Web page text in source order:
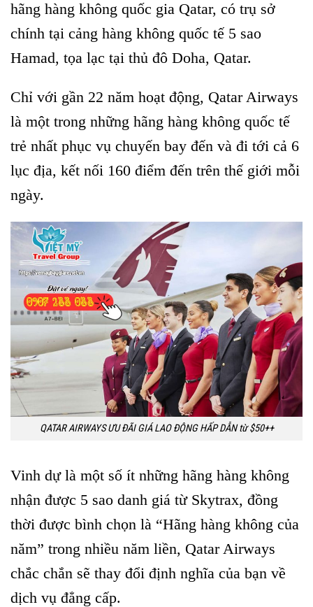
hãng hàng không quốc gia Qatar, có trụ sở
chính tại cảng hàng không quốc tế 5 sao
Hamad, tọa lạc tại thủ đô Doha, Qatar.
Chỉ với gần 22 năm hoạt động, Qatar Airways
là một trong những hãng hàng không quốc tế
trẻ nhất phục vụ chuyến bay đến và đi tới cả 6
lục địa, kết nối 160 điểm đến trên thế giới mỗi
ngày.
QATAR AIRWAYS ƯU ĐÃI GIÁ LAO ĐỘNG HẤP DẪN từ $50++
Vinh dự là một số ít những hãng hàng không
nhận được 5 sao danh giá từ Skytrax, đồng
thời được bình chọn là “Hãng hàng không của
năm” trong nhiều năm liền, Qatar Airways
chắc chắn sẽ thay đổi định nghĩa của bạn về
dịch vụ đẳng cấp.